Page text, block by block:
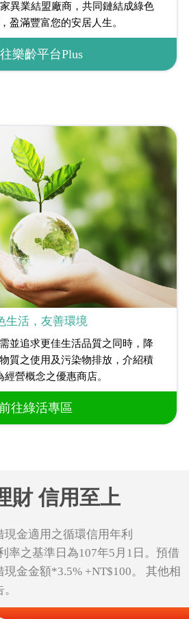
異業結盟廠商，共同鏈結成綠色
盈滿豐富您的安居人生。
樂齡平台Plus
生活，友善環境
並追求更佳生活品質之同時，降
質之使用及污染物排放，介紹積
經營概念之優惠商店。
往綠活專區
財 信用至上
金適用之循環信用年利
率之基準日為107年5月1日。預借
金金額*3.5% +NT$100。 其他相